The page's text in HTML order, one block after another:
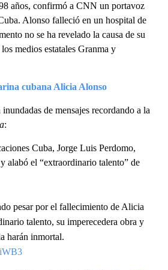
años, confirmó a CNN un portavoz
Alonso falleció en un hospital de
no se ha revelado la causa de su
medios estatales Granma y
cubana Alicia Alonso
de mensajes recordando a la
:
Cuba, Jorge Luis Perdomo,
alabó el “extraordinario talento” de
pesar por el fallecimiento de Alicia
talento, su imperecedera obra y
harán inmortal.